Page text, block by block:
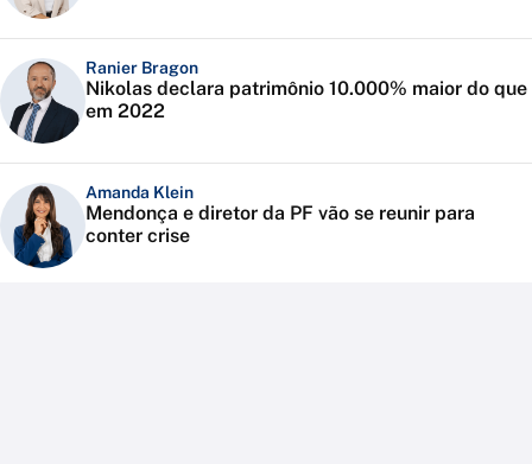
Ranier Bragon
Nikolas declara patrimônio 10.000% maior do que
em 2022
Amanda Klein
Mendonça e diretor da PF vão se reunir para
conter crise